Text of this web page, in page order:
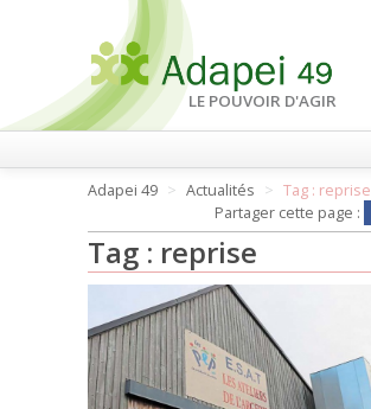
LE POUVOIR D'AGIR
FAIRE
Adapei 49 Actualités
Tag : reprise
Partager cette page :
Tag : reprise